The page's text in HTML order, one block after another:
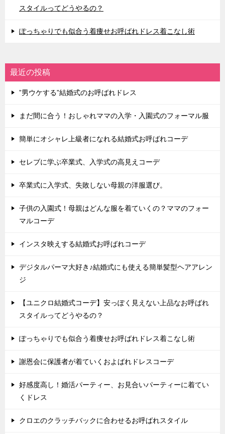
スタイルってどうやるの？
ぽっちゃりでも似合う着痩せお呼ばれドレス着こなし術
最近の投稿
”男ウケする”結婚式のお呼ばれドレス
まだ間に合う！おしゃれママの入学・入園式のフォーマル服
簡単にオシャレ上級者になれる結婚式お呼ばれコーデ
セレブに学ぶ卒業式、入学式の高見えコーデ
卒業式に入学式、失敗しない母親の洋服選び。
子供の入園式！母親はどんな服を着ていくの？ママのフォー
マルコーデ
インスタ映えする結婚式お呼ばれコーデ
デジタルパーマ大好き♪結婚式にも使える簡単髪型ヘアアレン
ジ
【ユニクロ結婚式コーデ】安っぽく見えない上品なお呼ばれ
スタイルってどうやるの？
ぽっちゃりでも似合う着痩せお呼ばれドレス着こなし術
謝恩会に保護者が着ていくおよばれドレスコーデ
好感度高し！婚活パーティー、お見合いパーティーに着てい
くドレス
クロエのクラッチバックに合わせるお呼ばれスタイル